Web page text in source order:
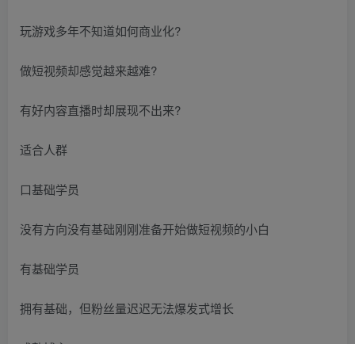
玩游戏多年不知道如何商业化?
做短视频却感觉越来越难?
有好内容直播时却展现不出来?
适合人群
口基础学员
没有方向没有基础刚刚准备开始做短视频的小白
有基础学员
拥有基础，但粉丝量迟迟无法爆发式增长